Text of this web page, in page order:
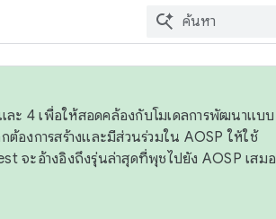
ละ 4 เพื่อให้สอดคล้องกับโมเดลการพัฒนาแบบ
องการสร้างและมีส่วนร่วมใน AOSP ให้ใช้
จะอ้างอิงถึงรุ่นล่าสุดที่พุชไปยัง AOSP เสมอ